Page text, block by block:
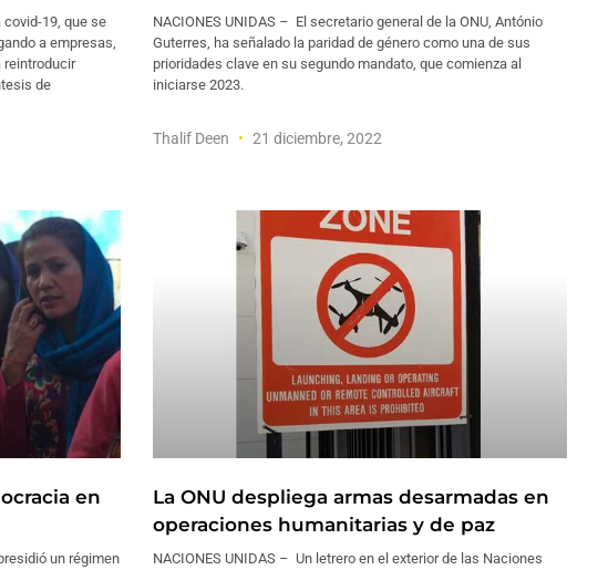
covid-19, que se
a empresas,
reintroducir
de
NACIONES UNIDAS – El secretario general de la ONU, António
Guterres, ha señalado la paridad de género como una de sus
prioridades clave en su segundo mandato, que comienza al
iniciarse 2023.
Thalif Deen 21 diciembre, 2022
en
un régimen
La ONU despliega armas desarmadas en
operaciones humanitarias y de paz
NACIONES UNIDAS – Un letrero en el exterior de las Naciones